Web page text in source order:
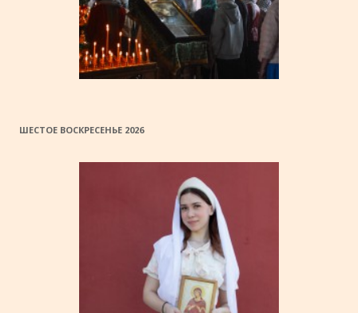
ШЕСТОЕ ВОСКРЕСЕНЬЕ 2026